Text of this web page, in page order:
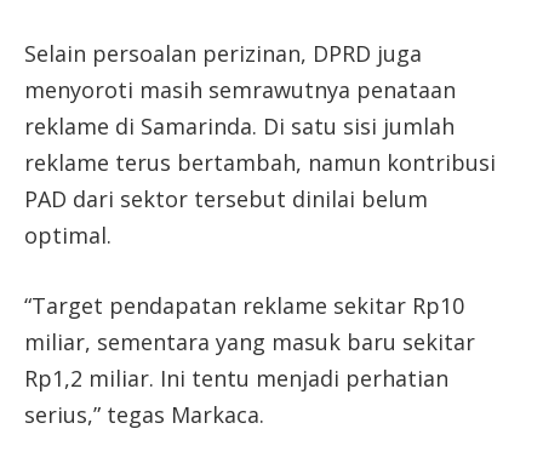
Selain persoalan perizinan, DPRD juga
menyoroti masih semrawutnya penataan
reklame di Samarinda. Di satu sisi jumlah
reklame terus bertambah, namun kontribusi
PAD dari sektor tersebut dinilai belum
optimal.
“Target pendapatan reklame sekitar Rp10
miliar, sementara yang masuk baru sekitar
Rp1,2 miliar. Ini tentu menjadi perhatian
serius,” tegas Markaca.